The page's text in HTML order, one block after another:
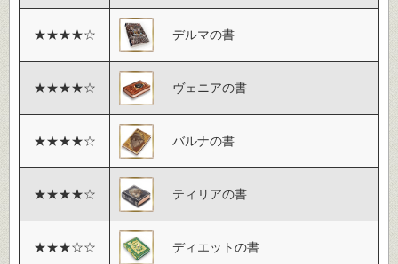
★★★★☆ デルマの書
★★★★☆ ヴェニアの書
★★★★☆ バルナの書
★★★★☆ ティリアの書
★★★☆☆ ディエットの書